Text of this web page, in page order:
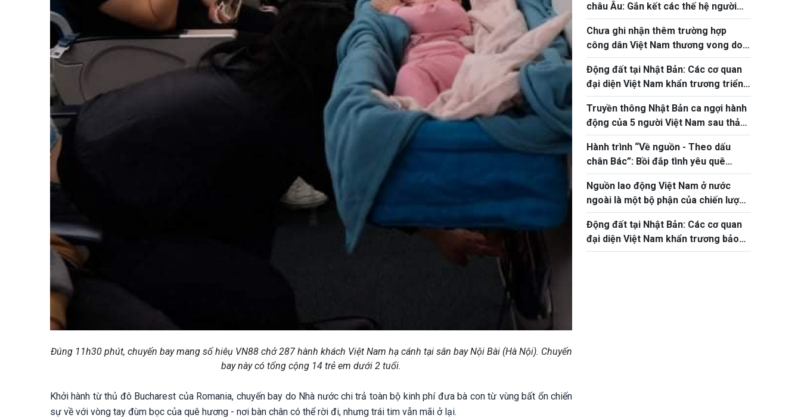
Đúng 11h30 phút, chuyến bay mang số hiêụ VN88 chở 287 hành khách Việt Nam hạ cánh tại sân bay Nội Bài (Hà Nội). Chuyến
bay này có tổng cộng 14 trẻ em dưới 2 tuổi.
Khởi hành từ thủ đô Bucharest của Romania, chuyến bay do Nhà nước chi trả toàn bộ kinh phí đưa bà con từ vùng bất ổn chiến
sự về với vòng tay đùm bọc của quê hương - nơi bàn chân có thể rời đi, nhưng trái tim vẫn mãi ở lại.
châu Âu: Gắn kết các thế hệ người
Việt
Chưa ghi nhận thêm trường hợp
công dân Việt Nam thương vong do
động đất tại Nhật Bản
Động đất tại Nhật Bản: Các cơ quan
đại diện Việt Nam khẩn trương triển
khai bảo hộ công dân
Truyền thông Nhật Bản ca ngợi hành
động của 5 người Việt Nam sau thảm
họa động đất tại Kumamoto
Hành trình “Về nguồn - Theo dấu
chân Bác”: Bồi đắp tình yêu quê
hương cho thanh thiếu niên kiều bào
Nguồn lao động Việt Nam ở nước
ngoài là một bộ phận của chiến lược
phát triển nguồn nhân lực quốc gia
Động đất tại Nhật Bản: Các cơ quan
đại diện Việt Nam khẩn trương bảo
hộ công dân